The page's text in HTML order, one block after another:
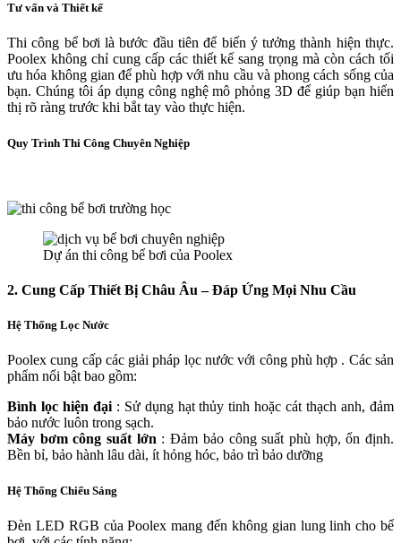
Tư vấn và Thiết kế
Thi công bể bơi là bước đầu tiên để biến ý tưởng thành hiện thực.
Poolex không chỉ cung cấp các thiết kế sang trọng mà còn cách tối
ưu hóa không gian để phù hợp với nhu cầu và phong cách sống của
bạn. Chúng tôi áp dụng công nghệ mô phỏng 3D để giúp bạn hiển
thị rõ ràng trước khi bắt tay vào thực hiện.
Quy Trình Thi Công Chuyên Nghiệp
Dự án thi công bể bơi của Poolex
2. Cung Cấp Thiết Bị Châu Âu – Đáp Ứng Mọi Nhu Cầu
Hệ Thống Lọc Nước
Poolex cung cấp các giải pháp lọc nước với công phù hợp . Các sản
phẩm nổi bật bao gồm:
Bình lọc hiện đại: Sử dụng hạt thủy tinh hoặc cát thạch anh, đảm
bảo nước luôn trong sạch.
Máy bơm công suất lớn : Đảm bảo công suất phù hợp, ổn định.
Bền bỉ, bảo hành lâu dài, ít hỏng hóc, bảo trì bảo dưỡng
Hệ Thống Chiếu Sáng
Đèn LED RGB của Poolex mang đến không gian lung linh cho bể